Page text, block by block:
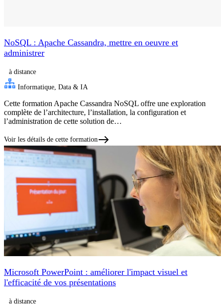
NoSQL : Apache Cassandra, mettre en oeuvre et
administrer
à distance
Informatique, Data & IA
Cette formation Apache Cassandra NoSQL offre une exploration
complète de l’architecture, l’installation, la configuration et
l’administration de cette solution de…
Voir les détails de cette formation
Microsoft PowerPoint : améliorer l'impact visuel et
l'efficacité de vos présentations
à distance